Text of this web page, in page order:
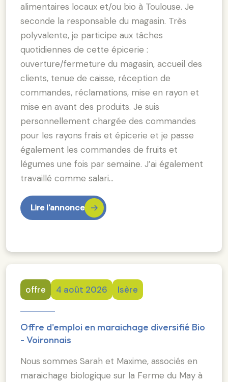
alimentaires locaux et/ou bio à Toulouse. Je
seconde la responsable du magasin. Très
polyvalente, je participe aux tâches
quotidiennes de cette épicerie :
ouverture/fermeture du magasin, accueil des
clients, tenue de caisse, réception de
commandes, réclamations, mise en rayon et
mise en avant des produits. Je suis
personnellement chargée des commandes
pour les rayons frais et épicerie et je passe
également les commandes de fruits et
légumes une fois par semaine. J’ai également
travaillé comme salari…
Lire l'annonce
offre 4 août 2026 Isère
Offre d'emploi en maraichage diversifié Bio
- Voironnais
Nous sommes Sarah et Maxime, associés en
maraichage biologique sur la Ferme du May à